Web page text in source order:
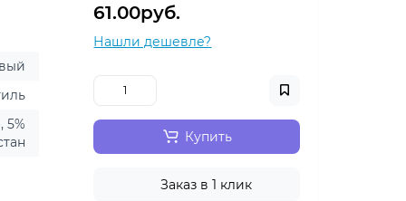
5%
61.00руб.
Нашли дешевле?
Купить
Заказ в 1 клик